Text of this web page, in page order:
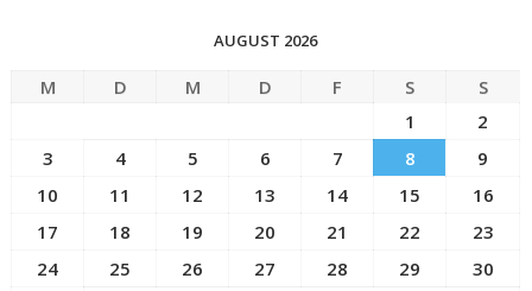
AUGUST 2026
M D M D F S
S
1
2
3
4 5 6 7 8
9
10
11 12 13 14 15
16
17
18 19 20 21 22
23
24
25 26 27 28 29
30